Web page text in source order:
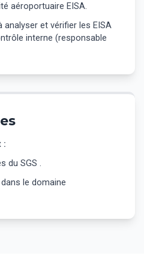
aéroportuaire EISA.
analyser et vérifier les EISA
interne (responsable
:
du SGS .
le domaine